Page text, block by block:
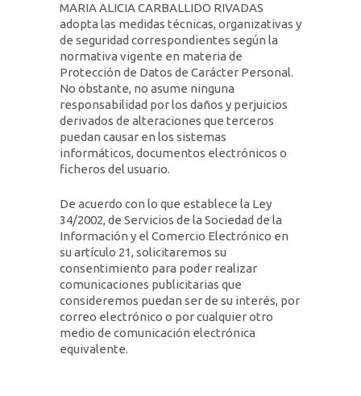
MARIA ALICIA CARBALLIDO RIVADAS
adopta las medidas técnicas, organizativas y
de seguridad correspondientes según la
normativa vigente en materia de
Protección de Datos de Carácter Personal.
No obstante, no asume ninguna
responsabilidad por los daños y perjuicios
derivados de alteraciones que terceros
puedan causar en los sistemas
informáticos, documentos electrónicos o
ficheros del usuario.
De acuerdo con lo que establece la Ley
34/2002, de Servicios de la Sociedad de la
Información y el Comercio Electrónico en
su artículo 21, solicitaremos su
consentimiento para poder realizar
comunicaciones publicitarias que
consideremos puedan ser de su interés, por
correo electrónico o por cualquier otro
medio de comunicación electrónica
equivalente.